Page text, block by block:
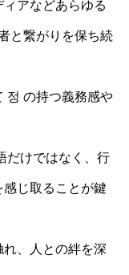
アなどあらゆる
と繋がりを保ち続
정 の持つ義務感や
だけではなく、行
じ取ることが鍵
、人との絆を深